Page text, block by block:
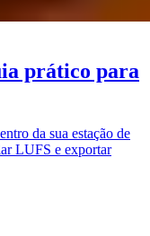
prático para
da sua estação de
LUFS e exportar